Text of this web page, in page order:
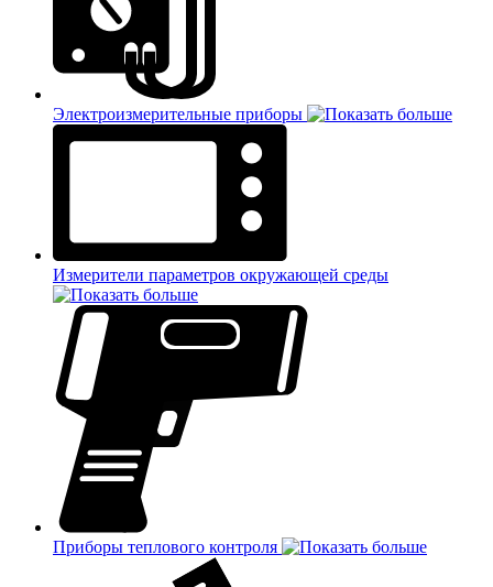
Электроизмерительные приборы
Измерители параметров окружающей среды
Приборы теплового контроля